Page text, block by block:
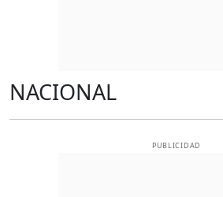
NACIONAL
PUBLICIDAD